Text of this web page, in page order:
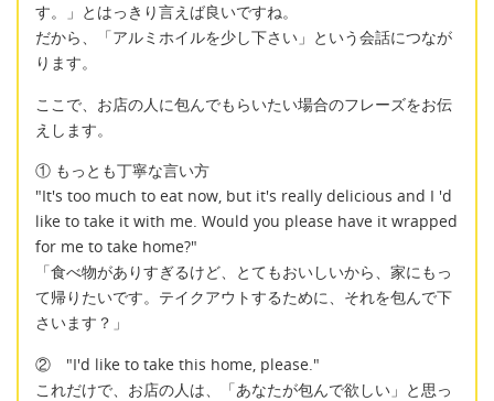
す。」とはっきり言えば良いですね。
だから、「アルミホイルを少し下さい」という会話につなが
ります。
ここで、お店の人に包んでもらいたい場合のフレーズをお伝
えします。
① もっとも丁寧な言い方
"It's too much to eat now, but it's really delicious and I 'd
like to take it with me. Would you please have it wrapped
for me to take home?"
「食べ物がありすぎるけど、とてもおいしいから、家にもっ
て帰りたいです。テイクアウトするために、それを包んで下
さいます？」
② "I'd like to take this home, please."
これだけで、お店の人は、「あなたが包んで欲しい」と思っ